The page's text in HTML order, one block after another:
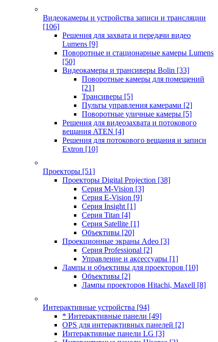
Видеокамеры и устройства записи и трансляции
[106]
Решения для захвата и передачи видео
Lumens [9]
Поворотные и стационарные камеры Lumens
[50]
Видеокамеры и трансиверы Bolin [33]
Поворотные камеры для помещений
[21]
Трансиверы [5]
Пульты управления камерами [2]
Поворотные уличные камеры [5]
Решения для видеозахвата и потокового
вещания ATEN [4]
Решения для потокового вещания и записи
Extron [10]
Проекторы [51]
Проекторы Digital Projection [38]
Серия M-Vision [3]
Серия E-Vision [9]
Серия Insight [1]
Серия Titan [4]
Серия Satellite [1]
Объективы [20]
Проекционные экраны Adeo [3]
Серия Professional [2]
Управление и аксессуары [1]
Лампы и объективы для проекторов [10]
Объективы [2]
Лампы проекторов Hitachi, Maxell [8]
Интерактивные устройства [94]
* Интерактивные панели [49]
OPS для интерактивных панелей [2]
Интерактивные панели LG [3]